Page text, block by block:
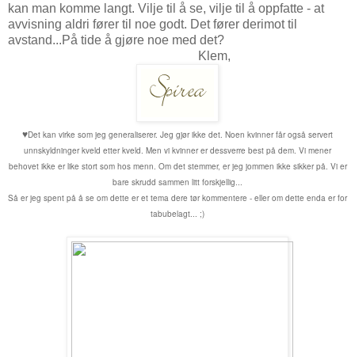
kan man komme langt. Vilje til å se, vilje til å oppfatte - at
avvisning aldri fører til noe godt. Det fører derimot til
avstand...På tide å gjøre noe med det?
Klem,
♥Det kan virke som jeg generaliserer. Jeg gjør ikke det. Noen kvinner får også servert
unnskyldninger kveld etter kveld. Men vi kvinner er dessverre best på dem. Vi mener
behovet ikke er like stort som hos menn. Om det stemmer, er jeg jommen ikke sikker på. Vi er
bare skrudd sammen litt forskjellig...
Så er jeg spent på å se om dette er et tema dere tør kommentere - eller om dette enda er for
tabubelagt... ;)